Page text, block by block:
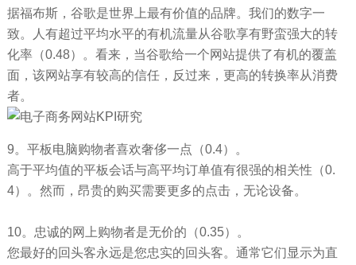
据福布斯，谷歌是世界上最有价值的品牌。我们的数字一
致。人有超过平均水平的有机流量从谷歌享有野蛮强大的转
化率（0.48）。看来，当谷歌给一个网站提供了有机的覆盖
面，该网站享有较高的信任，反过来，更高的转换率从消费
者。
9。平板电脑购物者喜欢奢侈一点（0.4）。
高于平均值的平板会话与高平均订单值有很强的相关性（0.
4）。然而，昂贵的购买需要更多的点击，无论设备。
10。忠诚的网上购物者是无价的（0.35）。
您最好的回头客永远是您忠实的回头客。通常它们显示为直